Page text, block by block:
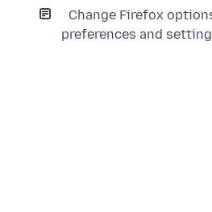
Change Firefox
preferences and